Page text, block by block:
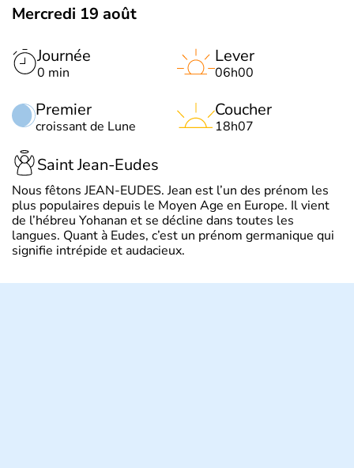
Mercredi 19 août
Journée
0 min
Premier
croissant de Lune
Lever
06h00
Coucher
18h07
Saint Jean-Eudes
Nous fêtons JEAN-EUDES. Jean est l’un des prénom les
plus populaires depuis le Moyen Age en Europe. Il vient
de l’hébreu Yohanan et se décline dans toutes les
langues. Quant à Eudes, c’est un prénom germanique qui
signifie intrépide et audacieux.